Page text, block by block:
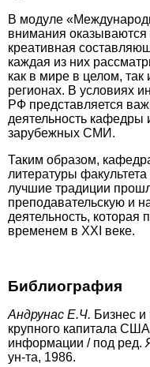
В модуле
внимания оказываются
креативная
каждая из них
как в мире в целом, так
регионах. В условиях
РФ представляется
деятельность
зарубежных СМИ.
Таким образом,
литературы
лучшие традиции
преподавательскую и
деятельность, которая
временем в XXI веке.
Библиография
Андрунас Е.Ч. Бизнес и
крупного капитала
информации / под ред.
ун-та, 1986.